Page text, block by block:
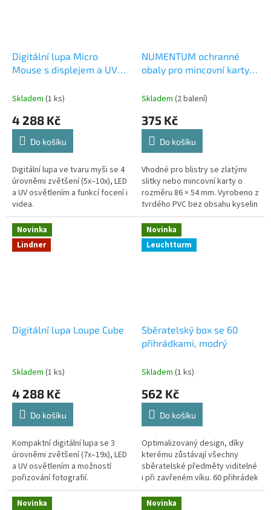
Digitální lupa Micro
Mouse s displejem a UV
Skladem (1 ks)
4 288 Kč
Do košíku
Digitální lupa ve tvaru myši se 4
úrovněmi zvětšení (5x–10x), LED
a UV osvětlením a funkcí focení i
videa.
NUMENTUM ochranné
obaly pro mincovní karty
Skladem (2 balení)
375 Kč
Do košíku
Vhodné pro blistry se zlatými
slitky nebo mincovní karty o
rozměru 86 × 54 mm. Vyrobeno z
tvrdého PVC bez obsahu kyselin
a změkčovadel. Vysoce
transparentní provedení.
Balení...
Novinka
Lindner
Digitální lupa Loupe Cube
Skladem (1 ks)
4 288 Kč
Do košíku
Kompaktní digitální lupa se 3
úrovněmi zvětšení (7x–19x), LED
a UV osvětlením a možností
pořizování fotografií.
Novinka
Leuchtturm
Sběratelský box se 60
přihrádkami, modrý
Skladem (1 ks)
562 Kč
Do košíku
Optimalizovaný design, díky
kterému zůstávají všechny
sběratelské předměty viditelné
i při zavřeném víku. 60 přihrádek
o rozměrech 50 × 36 × 33 mm.
Pevná kartonová konstrukce...
Novinka
Novinka